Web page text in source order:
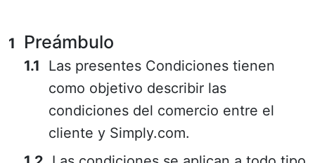
Preámbulo
Las presentes Condiciones tienen
como objetivo describir las
condiciones del comercio entre el
cliente y Simply.com.